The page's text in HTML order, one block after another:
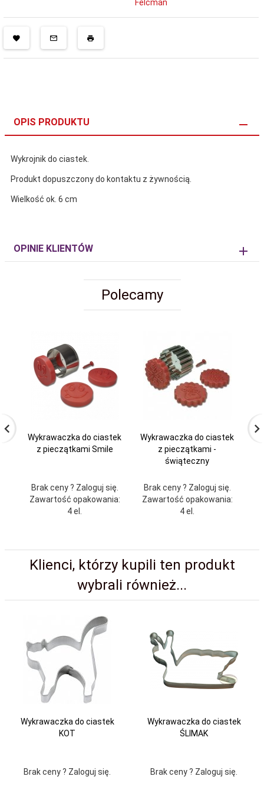
Felcman
OPIS PRODUKTU
Wykrojnik do ciastek.
Produkt dopuszczony do kontaktu z żywnością.
Wielkość ok. 6 cm
OPINIE KLIENTÓW
Polecamy
Wykrawaczka do ciastek
z pieczątkami Smile
Brak ceny ? Zaloguj się.
Zawartość opakowania:
4 el.
Wykrawaczka do ciastek
z pieczątkami -
świąteczny
Brak ceny ? Zaloguj się.
Zawartość opakowania:
4 el.
Klienci, którzy kupili ten produkt
wybrali również...
Wykrawaczka do ciastek
KOT
Brak ceny ? Zaloguj się.
Wykrawaczka do ciastek
ŚLIMAK
Brak ceny ? Zaloguj się.